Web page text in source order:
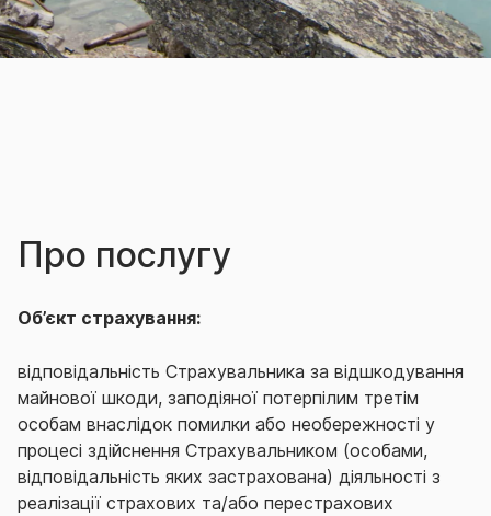
Про послугу
Об’єкт страхування:
відповідальність Страхувальника за відшкодування
майнової шкоди, заподіяної потерпілим третім
особам внаслідок помилки або необережності у
процесі здійснення Страхувальником (особами,
відповідальність яких застрахована) діяльності з
реалізації страхових та/або перестрахових